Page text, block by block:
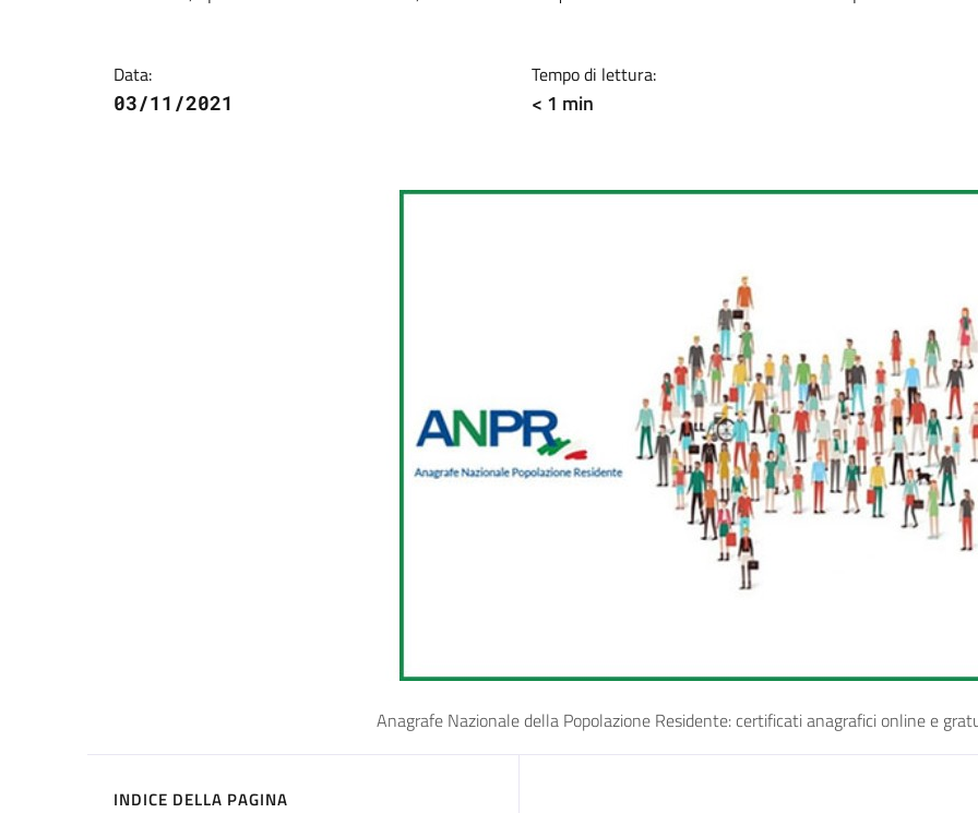
Data:
03/11/2021
Tempo di lettura:
< 1 min
Anagrafe Nazionale della Popolazione Residente: certificati anagrafici online e
INDICE DELLA PAGINA